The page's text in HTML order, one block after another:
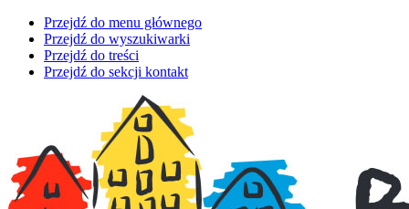
Przejdź do menu głównego
Przejdź do wyszukiwarki
Przejdź do treści
Przejdź do sekcji kontakt